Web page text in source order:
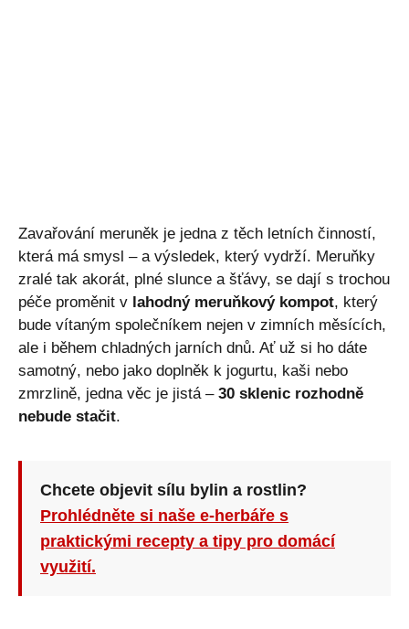
Zavařování meruněk je jedna z těch letních činností,
která má smysl – a výsledek, který vydrží. Meruňky
zralé tak akorát, plné slunce a šťávy, se dají s trochou
péče proměnit v lahodný meruňkový kompot, který
bude vítaným společníkem nejen v zimních měsících,
ale i během chladných jarních dnů. Ať už si ho dáte
samotný, nebo jako doplněk k jogurtu, kaši nebo
zmrzlině, jedna věc je jistá – 30 sklenic rozhodně
nebude stačit.
Chcete objevit sílu bylin a rostlin?
Prohlédněte si naše e-herbáře s
praktickými recepty a tipy pro domácí
využití.